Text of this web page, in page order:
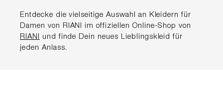
Entdecke die vielseitige Auswahl an Kleidern für
Damen von RIANI im offiziellen Online-Shop von
RIANI
und finde Dein neues Lieblingskleid für
jeden Anlass.